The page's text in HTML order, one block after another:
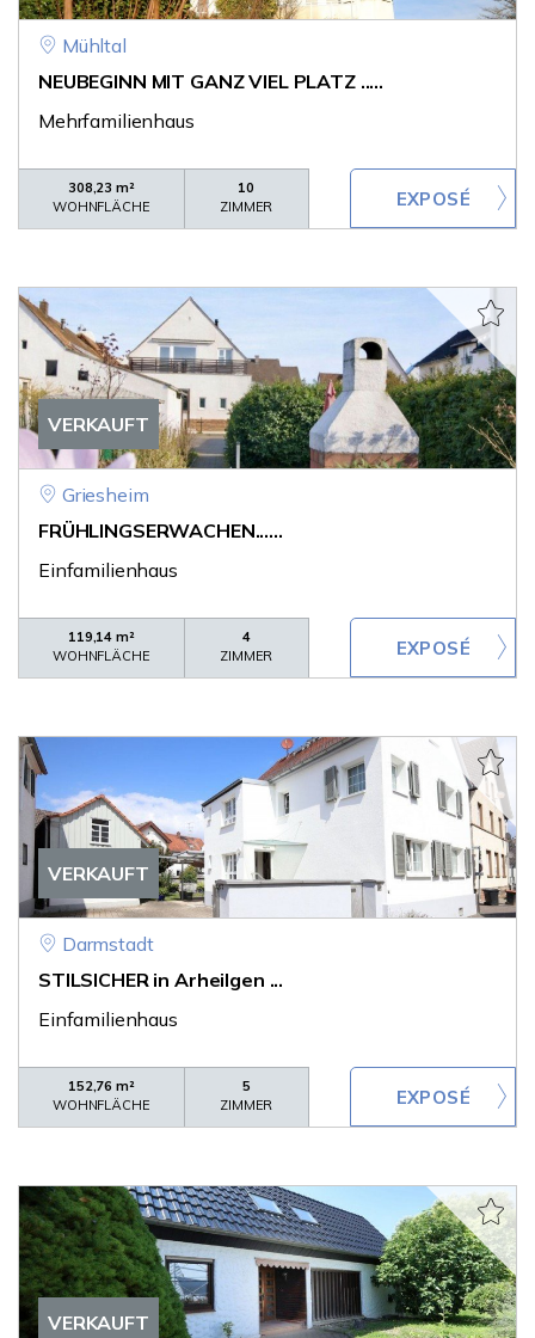
Mühltal
NEUBEGINN MIT GANZ VIEL PLATZ .....
Mehrfamilienhaus
308,23 m²
WOHNFLÄCHE
10
ZIMMER
VERKAUFT
Griesheim
FRÜHLINGSERWACHEN......
Einfamilienhaus
119,14 m²
WOHNFLÄCHE
4
ZIMMER
VERKAUFT
Darmstadt
STILSICHER in Arheilgen ...
Einfamilienhaus
152,76 m²
WOHNFLÄCHE
5
ZIMMER
VERKAUFT